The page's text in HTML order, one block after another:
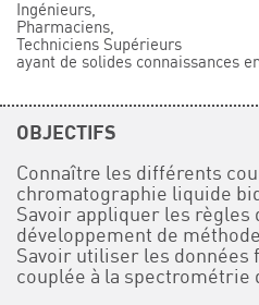
Ingénieurs,
Pharmaciens,
Techniciens Supérieurs
ayant de solides connaissances
OBJECTIFS
Connaître les différents
chromatographie liquide
Savoir appliquer les règles
développement de méthode
Savoir utiliser les données
couplée à la spectrométrie